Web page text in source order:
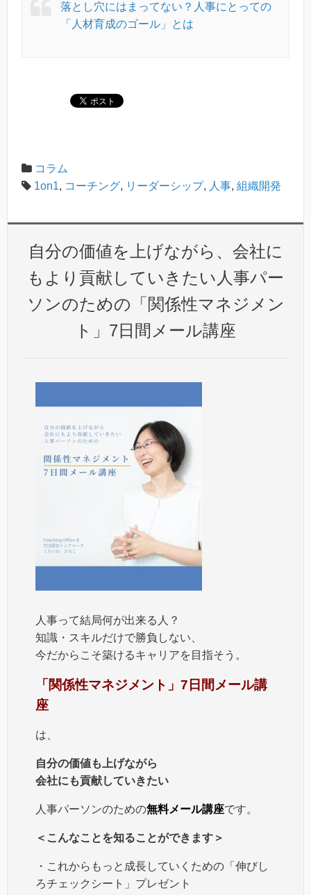
落とし穴にはまってない？人事にとっての
「人材育成のゴール」とは
コラム
1on1, コーチング, リーダーシップ, 人事, 組織開発
自分の価値を上げながら、会社に
もより貢献していきたい人事パー
ソンのための「関係性マネジメン
ト」7日間メール講座
人事って結局何が出来る人？
知識・スキルだけで勝負しない、
今だからこそ築けるキャリアを目指そう。
「関係性マネジメント」7日間メール講
座
は、
自分の価値も上げながら
会社にも貢献していきたい
人事パーソンのための無料メール講座です。
＜こんなことを知ることができます＞
・これからもっと成長していくための「伸びし
ろチェックシート」プレゼント